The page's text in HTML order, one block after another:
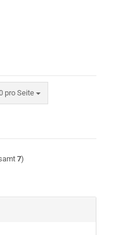
pro Seite
Seite
7)